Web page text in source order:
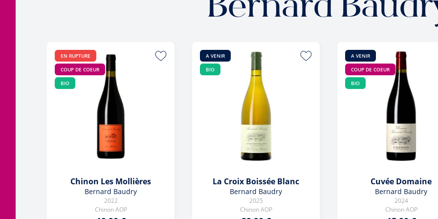
Bernard
EN RUPTURE
COUP DE COEUR
BIO
Chinon Les Mollières
Bernard Baudry
2022
Chinon AOP
A VENIR
BIO
La Croix Boissée Blanc
Bernard Baudry
2025
Chinon AOP
A VENIR
COUP DE COEUR
BIO
Cuvée Domaine
Bernard Baudry
2024
Chinon AOP